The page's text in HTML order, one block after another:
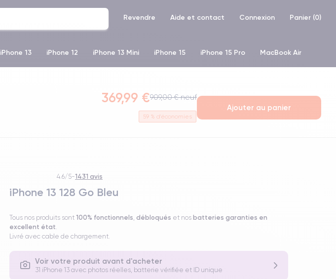
Revendre Aide et contact Connexion Panier (0)
iPhone 13 iPhone 12 iPhone 13 Mini iPhone 15 iPhone 15 Pro MacBook Air
369,99 €909,00 € neuf
59 % d'économies
Ajouter au panier
4.6/5-1431 avis
iPhone 13 128 Go Bleu
Tous nos produits sont 100% fonctionnels débloqués et nos batteries garanties en
excellent état
Livré avec cable de chargement.
Voir votre produit avant d'acheter
31 iPhone 13 avec photos réelles, batterie vérifiée et ID unique